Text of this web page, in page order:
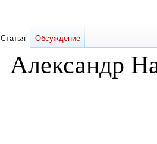
Александр
Статья Обсуждение